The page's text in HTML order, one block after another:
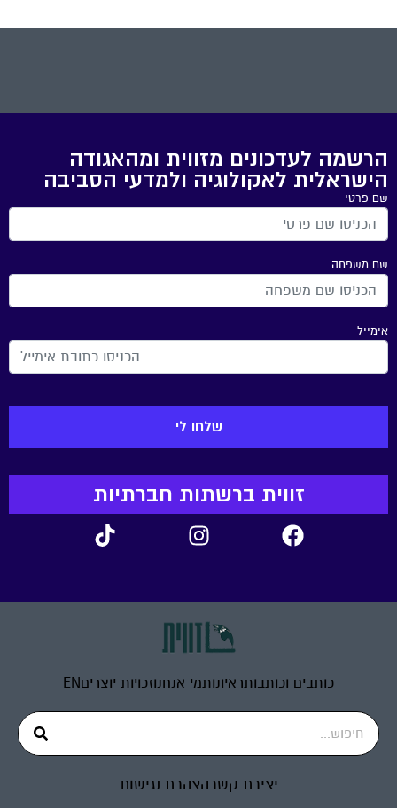
הרשמה לעדכונים מזווית ומהאגודה
הישראלית לאקולוגיה ולמדעי הסביבה
שם פרטי
שם משפחה
אימייל
זווית ברשתות חברתיות
כותבים וכותבותראיונותמי אנחנוזכויות יוצריםEN
יצירת קשרהצהרת נגישות